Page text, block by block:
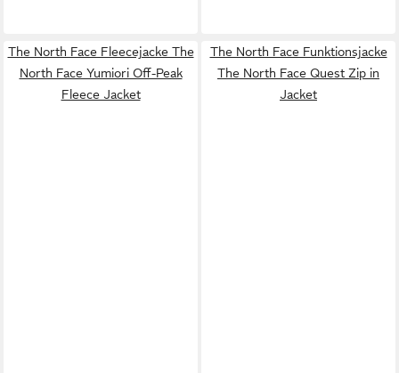
The North Face Fleecejacke The
North Face Yumiori Off-Peak
Fleece Jacket
The North Face Funktionsjacke
The North Face Quest Zip in
Jacket